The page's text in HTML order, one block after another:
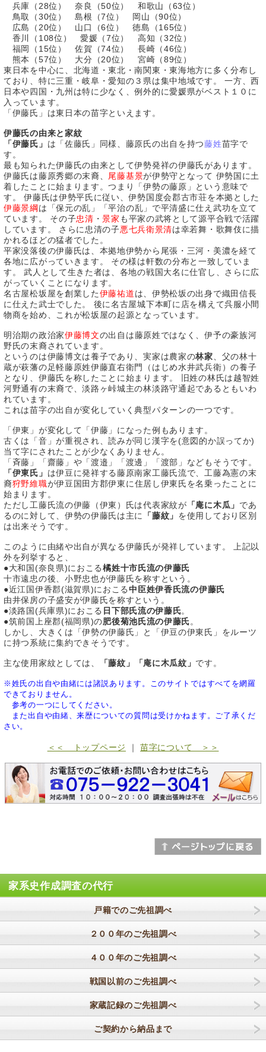
兵庫（28位） 奈良（50位） 和歌山（63位）
鳥取（30位） 島根（7位） 岡山（90位）
広島（20位） 山口（6位） 徳島（165位）
香川（108位） 愛媛（7位） 高知（32位）
福岡（15位） 佐賀（74位） 長崎（46位）
熊本（57位） 大分（20位） 宮崎（89位）
東日本を中心に、北海道・東北・南関東・東海地方に多く分布し
ており、特に三重・岐阜・愛知の３県は集中地域です。 一方、西
日本や四国・九州は特に少なく、例外的に愛媛県がベスト１０に
入っています。
「伊藤氏」は東日本の苗字といえます。
伊藤氏の由来と家紋
「伊藤氏」 は「佐藤氏」同様、藤原氏の出自を持つ藤姓苗字で
す。
最も知られた伊藤氏の由来として伊勢発祥の伊藤氏があります。
伊藤氏は藤原秀郷の末裔、 尾藤基景が伊勢守となって 伊勢国に土
着したことに始まります。つまり「伊勢の藤原」という意味で
す。 伊藤氏は伊勢平氏に従い、伊勢国度会郡古市荘を本拠とした
伊藤景綱は「保元の乱」「平治の乱」で平清盛に仕え武功を立て
ています。 その子忠清 ・景家 も平家の武将として源平合戦で活躍
しています。 さらに忠清の子悪七兵衛景清は幸若舞・歌舞伎に描
かれるほどの猛者でした。
平家没落後の伊藤氏は、本拠地伊勢から尾張・三河・美濃を経て
各地に広がっていきます。 その様は軒数の分布と一致していま
す。 武人として生きた者は、各地の戦国大名に仕官し、さらに広
がっていくことになります。
名古屋松坂屋を創業した伊藤祐道は、伊勢松坂の出身で織田信長
に仕えた武士でした。 後に名古屋城下本町に店を構えて呉服小間
物商を始め、これが松坂屋の起源となっています。
明治期の政治家伊藤博文の出自は藤原姓ではなく、伊予の豪族河
野氏の末裔されています。
というのは伊藤博文は養子であり、実家は農家の林家 、父の林十
蔵が萩藩の足軽藤原姓伊藤直右衛門（はじめ水井武兵衛）の養子
となり、伊藤氏を称したことに始まります。 旧姓の林氏は越智姓
河野通有の末裔で、淡路ヶ峠城主の林淡路守通起であるともいわ
れています。
これは苗字の出自が変化していく典型パターンの一つです。
「伊東」が変化して「伊藤」になった例もあります。
古くは「音」が重視され、読みが同じ漢字を(意図的か誤ってか)
当て字にされたことが少なくありません。
「斉藤」「齋藤」や「渡邉」「渡邊」「渡部」などもそうです。
「伊東氏」 は伊豆に発祥する藤原南家工藤氏流で、工藤為憲の末
裔狩野維職が伊豆国田方郡伊東に住居し伊東氏を名乗ったことに
始まります。
ただし工藤氏流の伊藤（伊東）氏は代表家紋が 「庵に木瓜」 であ
るのに対して、伊勢の伊藤氏は主に
「藤紋」 を使用しており区別
は出来そうです。
このように由緒や出自が異なる伊藤氏が発祥しています。 上記以
外を列挙すると、
●大和国(奈良県)におこる橘姓十市氏流の伊藤氏
十市遠忠の後、小野忠也が伊藤氏を称すという。
●近江国伊香郡(滋賀県)におこる中臣姓伊香氏流の伊藤氏
由井保房の子盛安が伊藤氏を称すという。
●淡路国(兵庫県)におこる 日下部氏流の伊藤氏。
●筑前国上座郡(福岡県)の肥後菊池氏流の伊藤氏。
しかし、大きくは「伊勢の伊藤氏」と「伊豆の伊東氏」をルーツ
に持つ系統に集約できそうです。
主な使用家紋としては、 「藤紋」「庵に木瓜紋」 です。
※姓氏の出自や由緒には諸説あります。このサイトではすべてを網羅
できておりません。
参考の一つにしてください。
また出自や由緒、来歴についての質問は受けかねます。ご了承くだ
さい。
＜＜ トップページ ｜苗字について ＞＞
家系史作成調査の代行
戸籍でのご先祖調べ
２００年のご先祖調べ
４００年のご先祖調べ
戦国以前のご先祖調べ
家蔵記録のご先祖調べ
ご契約から納品まで